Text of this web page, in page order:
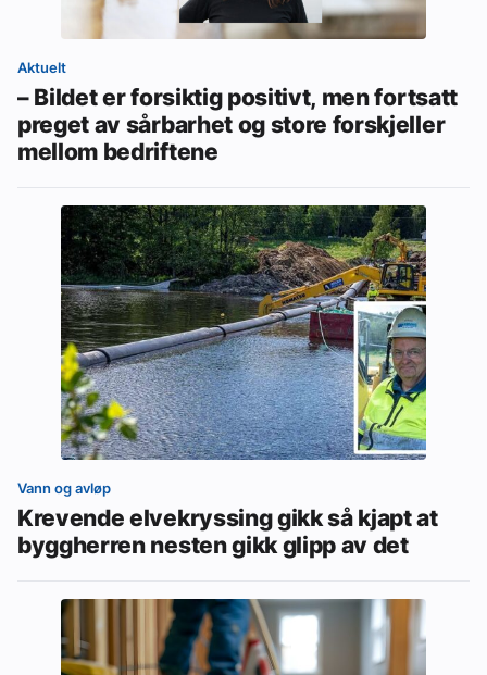
Aktuelt
– Bildet er forsiktig positivt, men fortsatt
preget av sårbarhet og store forskjeller
mellom bedriftene
Vann og avløp
Krevende elvekryssing gikk så kjapt at
byggherren nesten gikk glipp av det